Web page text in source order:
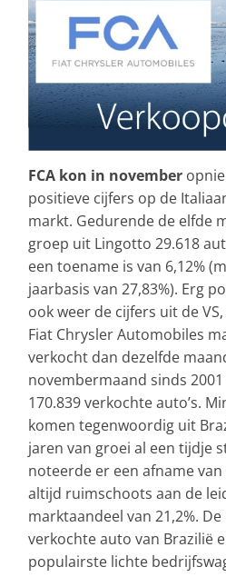
FCA kon in november
positieve cijfers op de
markt. Gedurende de elfde
groep uit Lingotto 29.618
een toename is van 6,12%
jaarbasis van 27,83%). Erg
ook weer de cijfers uit de
Fiat Chrysler Automobiles
verkocht dan dezelfde
novembermaand sinds
170.839 verkochte auto’s.
komen tegenwoordig uit
jaren van groei al een tijdje
noteerde er een afname
altijd ruimschoots aan de
marktaandeel van 21,2%.
verkochte auto van Brazilië
populairste lichte